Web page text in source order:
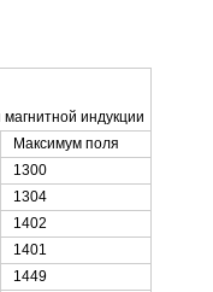
индукции
Максимум поля
1300
1304
1402
1401
1449